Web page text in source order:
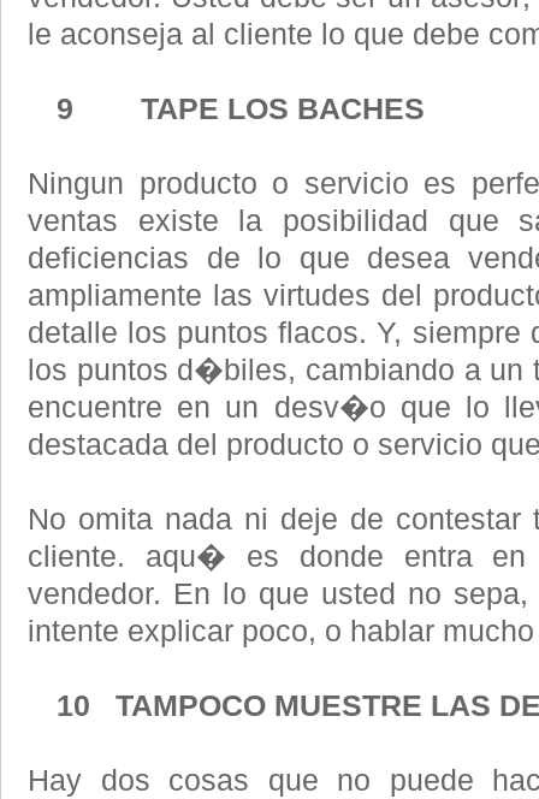
le aconseja al cliente lo que debe
9 TAPE LOS BACHES
Ningun producto o servicio es
ventas existe la posibilidad que
deficiencias de lo que desea
ampliamente las virtudes del
detalle los puntos flacos. Y, siempre
los puntos d�biles, cambiando a un
encuentre en un desv�o que lo
destacada del producto o servicio
No omita nada ni deje de
cliente. aqu� es donde entra
vendedor. En lo que usted no
intente explicar poco, o hablar
10 TAMPOCO MUESTRE LAS
Hay dos cosas que no puede